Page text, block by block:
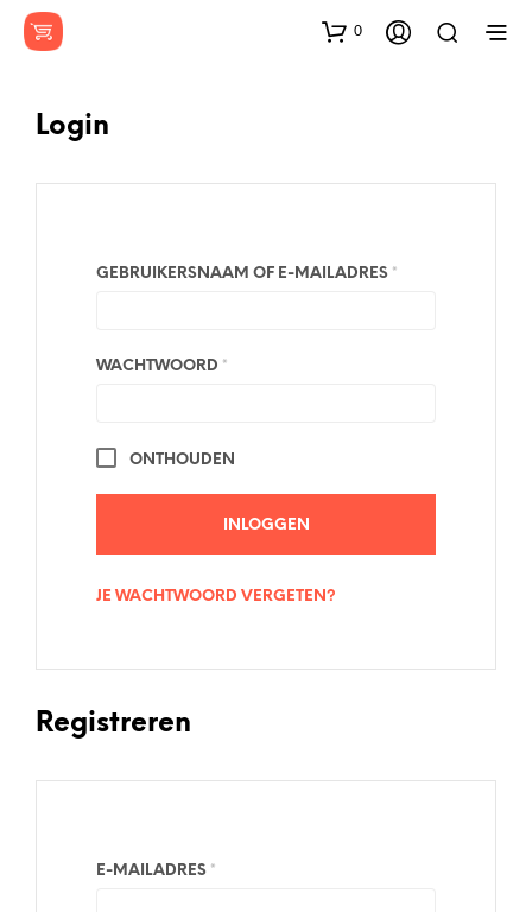
0
Login
GEBRUIKERSNAAM OF E-MAILADRES *
WACHTWOORD *
ONTHOUDEN
INLOGGEN
JE WACHTWOORD VERGETEN?
Registreren
E-MAILADRES *